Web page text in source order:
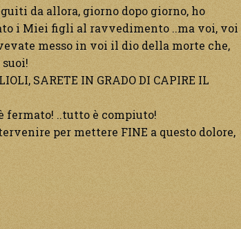
da allora, giorno dopo giorno, ho
i Miei figli al ravvedimento ..ma voi, voi
messo in voi il dio della morte che,
SARETE IN GRADO DI CAPIRE IL
fermato! ..tutto è compiuto!
per mettere FINE a questo dolore,